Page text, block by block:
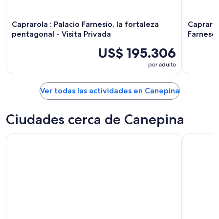
ago
Caprarola : Palacio Farnesio, la fortaleza
pentagonal - Visita Privada
US$ 195.306
por adulto
Ver todas las actividades en Canepina
Ciudades cerca de Canepina